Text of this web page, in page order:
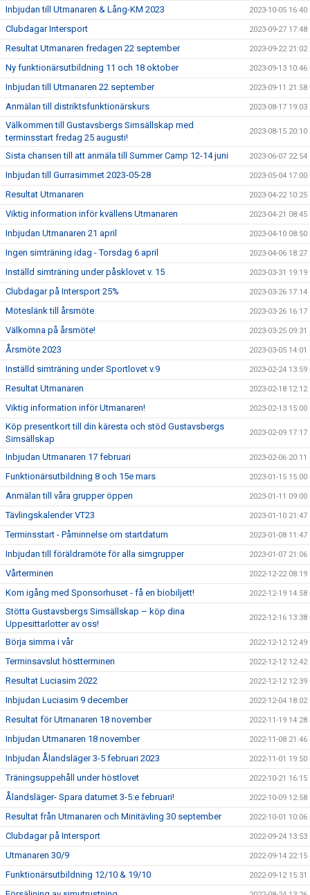
Inbjudan till Utmanaren & Lång-KM 2023 2023-10-05 16:40
Clubdagar Intersport 2023-09-27 17:48
Resultat Utmanaren fredagen 22 september 2023-09-22 21:02
Ny funktionärsutbildning 11 och 18 oktober 2023-09-13 10:46
Inbjudan till Utmanaren 22 september 2023-09-11 21:58
Anmälan till distriktsfunktionärskurs 2023-08-17 19:03
Välkommen till Gustavsbergs Simsällskap med
terminsstart fredag 25 augusti!
2023-08-15 20:10
Sista chansen till att anmäla till Summer Camp 12-14 juni 2023-06-07 22:54
Inbjudan till Gurrasimmet 2023-05-28 2023-05-04 17:00
Resultat Utmanaren 2023-04-22 10:25
Viktig information inför kvällens Utmanaren 2023-04-21 08:45
Inbjudan Utmanaren 21 april 2023-04-10 08:50
Ingen simträning idag - Torsdag 6 april 2023-04-06 18:27
Inställd simträning under påsklovet v. 15 2023-03-31 19:19
Clubdagar på Intersport 25% 2023-03-26 17:14
Möteslänk till årsmöte 2023-03-26 16:17
Välkomna på årsmöte! 2023-03-25 09:31
Årsmöte 2023 2023-03-05 14:01
Inställd simträning under Sportlovet v.9 2023-02-24 13:59
Resultat Utmanaren 2023-02-18 12:12
Viktig information inför Utmanaren! 2023-02-13 15:00
Köp presentkort till din käresta och stöd Gustavsbergs
Simsällskap
2023-02-09 17:17
Inbjudan Utmanaren 17 februari 2023-02-06 20:11
Funktionärsutbildning 8 och 15e mars 2023-01-15 15:00
Anmälan till våra grupper öppen 2023-01-11 09:00
Tävlingskalender VT23 2023-01-10 21:47
Terminsstart - Påminnelse om startdatum 2023-01-08 11:47
Inbjudan till föräldramöte för alla simgrupper 2023-01-07 21:06
Vårterminen 2022-12-22 08:19
Kom igång med Sponsorhuset - få en biobiljett! 2022-12-19 14:58
Stötta Gustavsbergs Simsällskap – köp dina
Uppesittarlotter av oss!
2022-12-16 13:38
Börja simma i vår 2022-12-12 12:49
Terminsavslut höstterminen 2022-12-12 12:42
Resultat Luciasim 2022 2022-12-12 12:39
Inbjudan Luciasim 9 december 2022-12-04 18:02
Resultat för Utmanaren 18 november 2022-11-19 14:28
Inbjudan Utmanaren 18 november 2022-11-08 21:46
Inbjudan Ålandsläger 3-5 februari 2023 2022-11-01 19:50
Träningsuppehåll under höstlovet 2022-10-21 16:15
Ålandsläger- Spara datumet 3-5:e februari! 2022-10-09 12:58
Resultat från Utmanaren och Minitävling 30 september 2022-10-01 10:06
Clubdagar på Intersport 2022-09-24 13:53
Utmanaren 30/9 2022-09-14 22:15
Funktionärsutbildning 12/10 & 19/10 2022-09-12 15:31